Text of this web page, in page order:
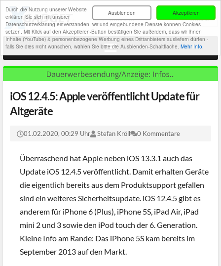
Akzeptieren
Ausblenden
Durch die Nutzung unserer Website
erklären Sie sich mit unserer
Datenschutzerklärung einverstanden, wir und eingebundene Dienste können Cookies
setzen. Mit Klick auf den Akzeptieren-Button bestätigen Sie außerdem, dass wir Ihnen
Inhalte (YouTube) & personenbezogene Werbung eines Drittanbieters ausliefern dürfen -
falls Sie dies nicht wünschen, wählen Sie bitte die Ausblenden-Schaltfläche. Mehr Info.
iOS 12.4.5: Apple veröffentlicht Update für
Altgeräte
01.02.2020, 00:29 Uhr Stefan Kröll 0 Kommentare
Überraschend hat Apple neben iOS 13.3.1 auch das
Update iOS 12.4.5 veröffentlicht. Damit erhalten Geräte
die eigentlich bereits aus dem Produktsupport gefallen
sind ein weiteres Sicherheitsupdate. iOS 12.4.5 gibt es
anderem für iPhone 6 (Plus), iPhone 5S, iPad Air, iPad
mini 2 und 3 sowie den iPod touch der 6. Generation.
Kleine Info am Rande: Das iPhone 5S kam bereits im
September 2013 auf den Markt.